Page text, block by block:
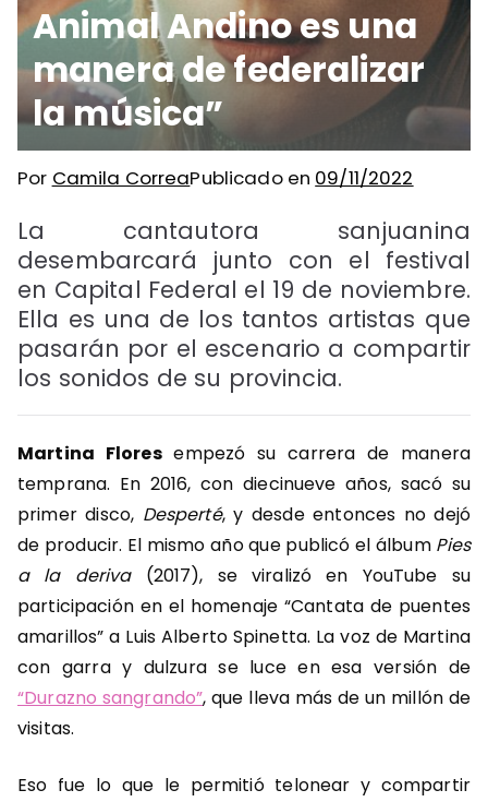
Animal Andino es una
manera de federalizar
la música”
Por Camila CorreaPublicado en 09/11/2022
La cantautora sanjuanina
desembarcará junto con el festival
en Capital Federal el 19 de noviembre.
Ella es una de los tantos artistas que
pasarán por el escenario a compartir
los sonidos de su provincia.
Martina Floresempezó su carrera de manera
temprana. En 2016, con diecinueve años, sacó su
primer disco, Desperté,y desde entonces no dejó
de producir. El mismo año que publicó el álbum Pies
a la deriva (2017), se viralizó en YouTube su
participación en el homenaje “Cantata de puentes
amarillos” a Luis Alberto Spinetta. La voz de Martina
con garra y dulzura se luce en esa versión de
“Durazno sangrando”, que lleva más de un millón de
visitas.
Eso fue lo que le permitió telonear y compartir